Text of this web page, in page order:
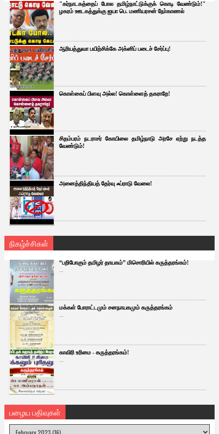
"கர்நாடகத்தைப் போல தமிழ்நாட்டுக்குக் கொடி வேண்டும்!"
ழகரம் ஊடகத்துக்கு ஐயா பெ. மணியரசன் நோ்காணல்
ஆரியத்துவா பயிற்சிக்கே அக்னிப் படைச் சேர்ப்பு!
கொள்கைப் பிளவு அல்ல! கொள்ளைத் தகராறே!
சிதம்பரம் நடராசர் கோயிலை தமிழ்நாடு அரசே ஏற்று நடத்த
வேண்டும்!
அனைத்திந்தியத் தேர்வு ஃப்ராடு வேலை!
நிகழ்ச்சிகள்
“பறிபோகும் தமிழர் தாயகம்” மிசொரியில் கருத்தரங்கம்!
...
மக்கள் போராட்டமும் சனநாயகமும் கருத்தரங்கம்
...
காவிரி உரிமை - கருத்தரங்கம்!
...
பழைய பதிவுகள்